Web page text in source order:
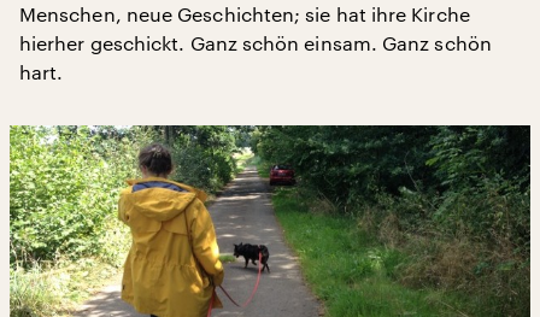
Menschen, neue Geschichten; sie hat ihre Kirche
hierher geschickt. Ganz schön einsam. Ganz schön
hart.